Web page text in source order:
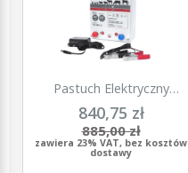
Pastuch Elektryczny
Elektryzator uniwersalny
Pomelac AS-4900 4,9Jula
840,75 zł
885,00 zł
zawiera 23% VAT, bez kosztów
dostawy